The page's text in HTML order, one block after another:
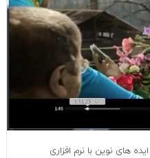
های نوین با نرم افزاری